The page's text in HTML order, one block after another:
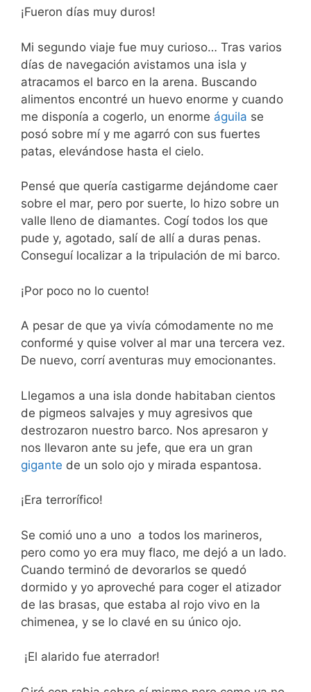
¡Fueron días muy duros!
Mi segundo viaje fue muy curioso… Tras varios
días de navegación avistamos una isla y
atracamos el barco en la arena. Buscando
alimentos encontré un huevo enorme y cuando
me disponía a cogerlo, un enorme águila se
posó sobre mí y me agarró con sus fuertes
patas, elevándose hasta el cielo.
Pensé que quería castigarme dejándome caer
sobre el mar, pero por suerte, lo hizo sobre un
valle lleno de diamantes. Cogí todos los que
pude y, agotado, salí de allí a duras penas.
Conseguí localizar a la tripulación de mi barco.
¡Por poco no lo cuento!
A pesar de que ya vivía cómodamente no me
conformé y quise volver al mar una tercera vez.
De nuevo, corrí aventuras muy emocionantes.
Llegamos a una isla donde habitaban cientos
de pigmeos salvajes y muy agresivos que
destrozaron nuestro barco. Nos apresaron y
nos llevaron ante su jefe, que era un gran
gigante de un solo ojo y mirada espantosa.
¡Era terrorífico!
Se comió uno a uno a todos los marineros,
pero como yo era muy flaco, me dejó a un lado.
Cuando terminó de devorarlos se quedó
dormido y yo aproveché para coger el atizador
de las brasas, que estaba al rojo vivo en la
chimenea, y se lo clavé en su único ojo.
¡El alarido fue aterrador!